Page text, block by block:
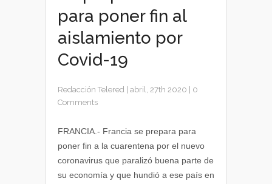
para poner fin al
aislamiento por
Covid-19
Redacción Telered abril, 27th 2020
0
Comments
FRANCIA.- Francia se prepara para
poner fin a la cuarentena por el nuevo
coronavirus que paralizó buena parte de
su economía y que hundió a ese país en